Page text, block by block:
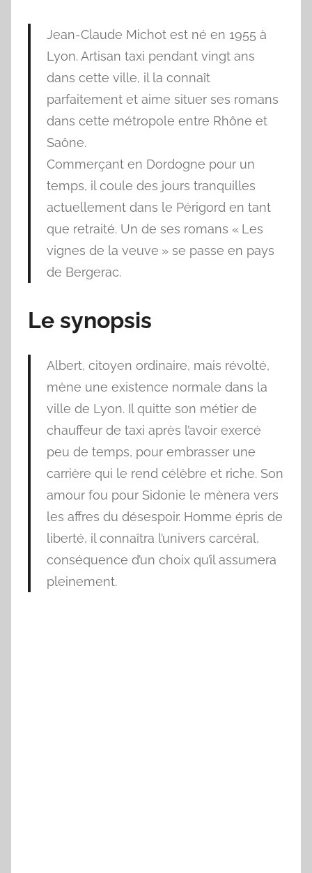
Jean-Claude Michot est né en 1955 à
Lyon. Artisan taxi pendant vingt ans
dans cette ville, il la connaît
parfaitement et aime situer ses romans
dans cette métropole entre Rhône et
Saône.
Commerçant en Dordogne pour un
temps, il coule des jours tranquilles
actuellement dans le Périgord en tant
que retraité. Un de ses romans « Les
vignes de la veuve » se passe en pays
de Bergerac.
Le synopsis
Albert, citoyen ordinaire, mais révolté,
mène une existence normale dans la
ville de Lyon. Il quitte son métier de
chauffeur de taxi après l’avoir exercé
peu de temps, pour embrasser une
carrière qui le rend célèbre et riche. Son
amour fou pour Sidonie le mènera vers
les affres du désespoir. Homme épris de
liberté, il connaîtra l’univers carcéral,
conséquence d’un choix qu’il assumera
pleinement.